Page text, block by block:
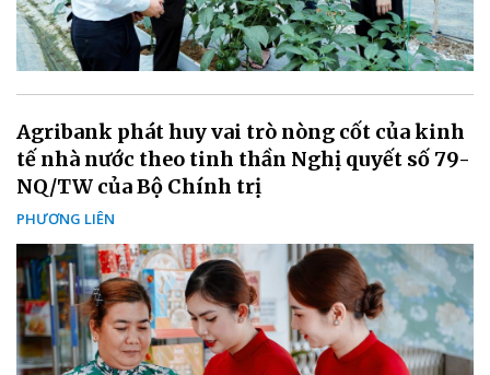
Agribank phát huy vai trò nòng cốt của kinh
tế nhà nước theo tinh thần Nghị quyết số 79-
NQ/TW của Bộ Chính trị
PHƯƠNG LIÊN